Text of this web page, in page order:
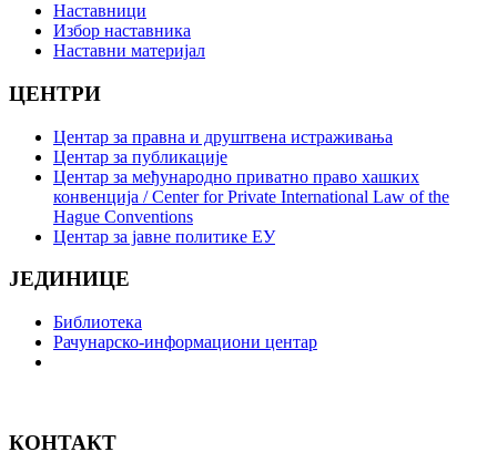
Наставници
Избор наставника
Наставни материјал
ЦЕНТРИ
Центар за правна и друштвена истраживања
Центар за публикације
Центар за међународно приватно право хашких
конвенција / Center for Private International Law of the
Hague Conventions
Центар за јавне политике ЕУ
ЈЕДИНИЦЕ
Библиотека
Рачунарско-информациони центар
КОНТАКТ